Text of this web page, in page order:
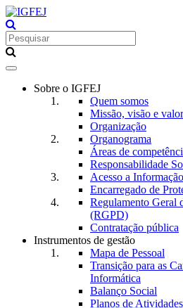
Toggle
navigationSobre o IGFEJ
Quem somos
Missão, visão e
Organização
Organograma
Áreas de
Responsabilidade
Acesso a
Encarregado de
Regulamento Geral
(RGPD)
Contratação pública
Instrumentos de gestão
Mapa de Pessoal
Transição para as
Informática
Balanço Social
Planos de Atividades